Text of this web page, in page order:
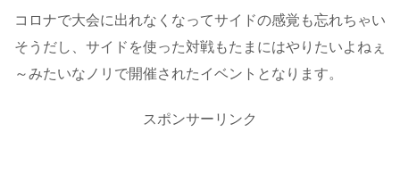
コロナで大会に出れなくなってサイドの感覚も忘れちゃい
そうだし、サイドを使った対戦もたまにはやりたいよねぇ
～みたいなノリで開催されたイベントとなります。
スポンサーリンク